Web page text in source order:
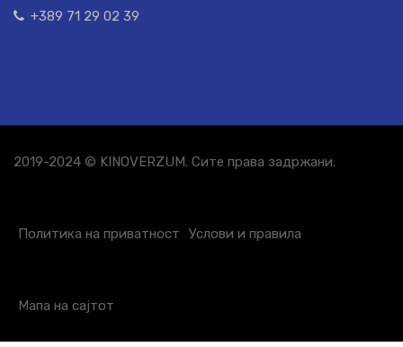
+389 71 29 02 39
2019-2024 © KINOVERZUM. Сите права задржани.
Политика на приватност Услови и правила
Мапа на сајтот